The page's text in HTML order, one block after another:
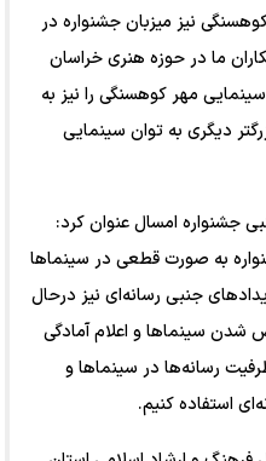
نیز میزبان جشنواره در
ما در حوزه هنری خراسان
مهر کوهسنگی را نیز به
دیگری به توان سینمایی
جشنواره امسال عنوان کرد:
به صورت قطعی در سینماها
جنبی رسانه‌ای نیز درحال
سینماها و اعلام آمادگی‌
رسانه‌ها در سینماها و
استفاده کنیم.